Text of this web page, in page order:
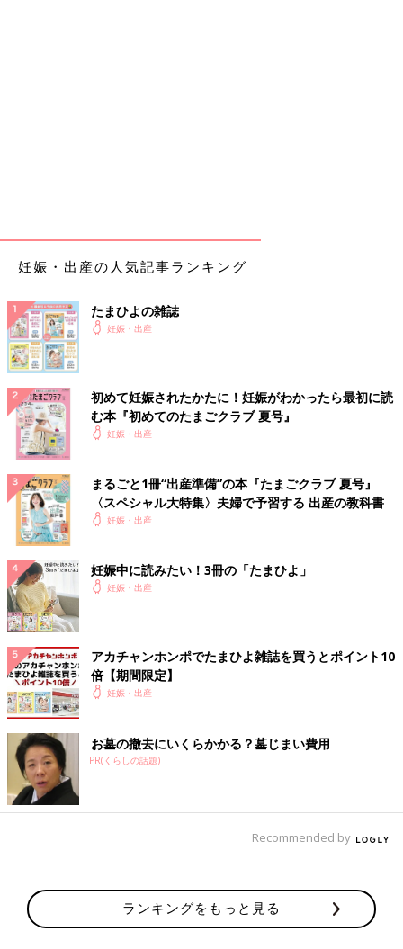
基本、痛すぎて一日中ベットで過ごす。
昼におなかすいた気がするも、普段の半分ほどの量をやっとの思
いで食べる。
20:00頃
10分間隔を時折、切り始める。
なんとかトマトを半分食べてみるが嘔吐。
22:00頃
10分間隔を切り始める。
◼︎8/18
0:18
腰痛が痛すぎて気づかなかったが、下腹部も少し痛いような気が
するのと、あまりにつらいので再度、病院に電話。「来てくださ
い」と言われたので車で向かう。
0:45
病院到着。診察してみて入院か決まると思っていたら、そのまま
病室に通され驚く。
子宮口1cm、破水なし。
シャワー浴び損ねたと伝えたら、お風呂を沸かしてくれる。
5:00
陣痛が痛すぎて嘔吐
8:00
朝食が来るが食欲が湧かず、キウイ2切れをなんとか食べる。
10:00
嘔吐
12:00
妊娠・出産の人気記事ランキング
たまひよの雑誌
妊娠・出産
初めて妊娠されたかたに！妊娠がわかったら最初に読
む本『初めてのたまごクラブ 夏号』
妊娠・出産
まるごと1冊“出産準備”の本『たまごクラブ 夏号』
〈スペシャル大特集〉夫婦で予習する 出産の教科書
妊娠・出産
妊娠中に読みたい！3冊の「たまひよ」
妊娠・出産
アカチャンホンポでたまひよ雑誌を買うとポイント10
倍【期間限定】
妊娠・出産
お墓の撤去にいくらかかる？墓じまい費用
PR(くらしの話題)
Recommended by
ランキングをもっと見る